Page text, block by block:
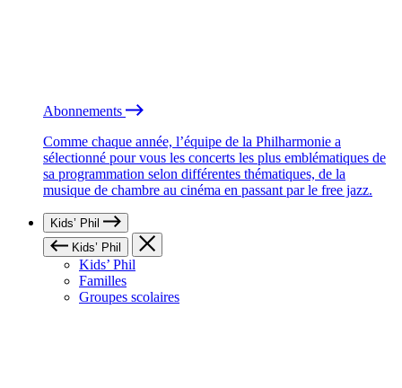
Abonnements
Comme chaque année, l’équipe de la Philharmonie a
sélectionné pour vous les concerts les plus emblématiques de
sa programmation selon différentes thématiques, de la
musique de chambre au cinéma en passant par le free jazz.
Kids’ Phil
Kids’ Phil
Kids’ Phil
Familles
Groupes scolaires